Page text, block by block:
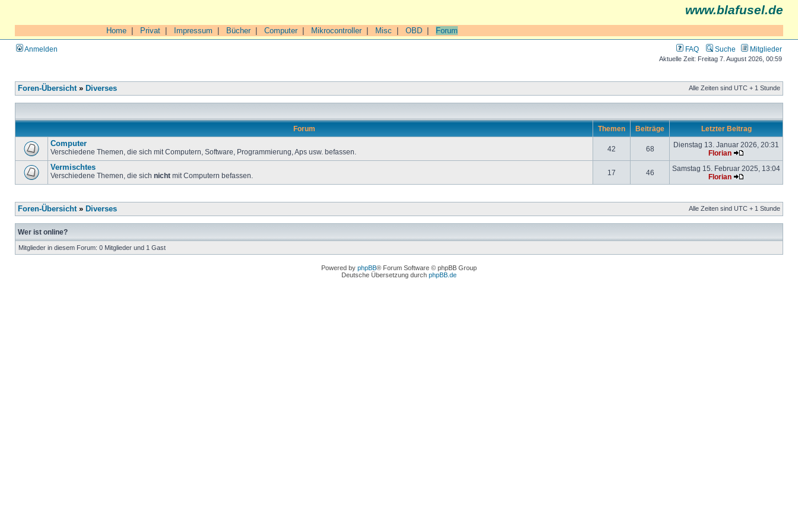
www.blafusel.de
Home Privat Impressum Bücher| Computer| Mikrocontroller| Misc OBD Forum
Anmelden FAQ Suche Mitglieder
Aktuelle Zeit: Freitag 7. August 2026, 00:59
Foren-Übersicht» Diverses Alle Zeiten sind UTC + 1 Stunde
Forum Themen Beiträge Letzter Beitrag
Computer
Verschiedene Themen, die sich mit Computern, Software, Programmierung, Aps usw. befassen. 42 68
Dienstag 13. Januar 2026, 20:31
Florian
Vermischtes
Verschiedene Themen, die sich nicht mit Computern befassen. 17 46
Samstag 15. Februar 2025, 13:04
Florian
Foren-Übersicht» Diverses Alle Zeiten sind UTC + 1 Stunde
Wer ist online?
Mitglieder in diesem Forum: 0 Mitglieder und 1 Gast
Powered by phpBB® Forum Software © phpBB Group
Deutsche Übersetzung durch phpBB.de